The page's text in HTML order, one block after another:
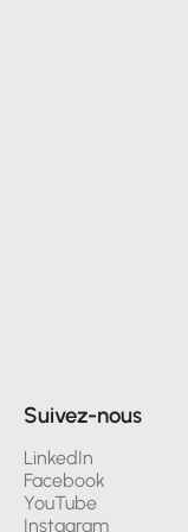
Suivez-nous
LinkedIn
Facebook
YouTube
Instagram